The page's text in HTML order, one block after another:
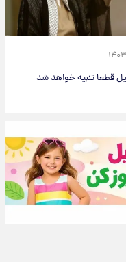
۲۲
قطعا تنبیه خواهد شد